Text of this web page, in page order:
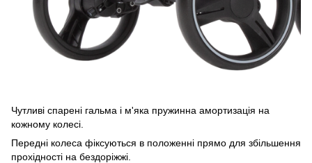
Чутливі спарені гальма і м'яка пружинна амортизація на
кожному колесі.
Передні колеса фіксуються в положенні прямо для збільшення
прохідності на бездоріжжі.